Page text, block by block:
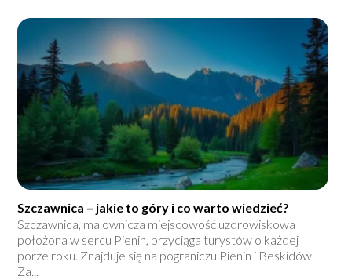
Szczawnica – jakie to góry i co warto wiedzieć?
Szczawnica, malownicza miejscowość uzdrowiskowa
położona w sercu Pienin, przyciąga turystów o każdej
porze roku. Znajduje się na pograniczu Pienin i Beskidów
Za...